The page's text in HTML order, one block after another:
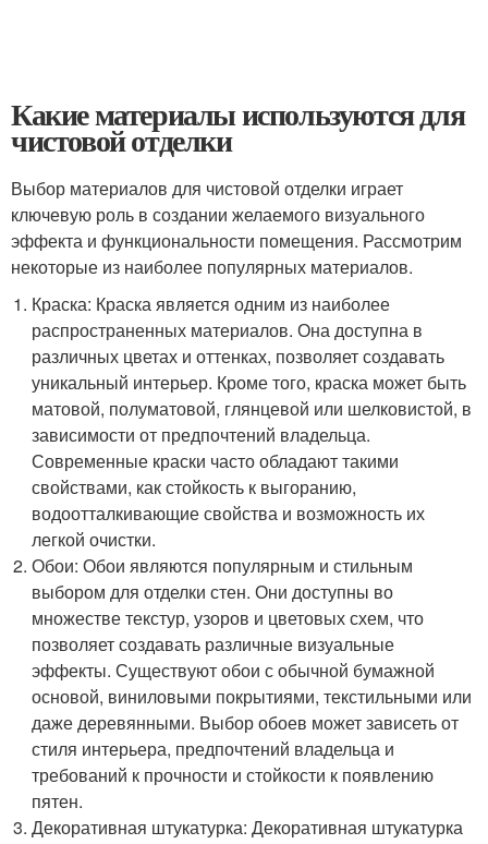
Какие материалы используются для
чистовой отделки
Выбор материалов для чистовой отделки играет
ключевую роль в создании желаемого визуального
эффекта и функциональности помещения. Рассмотрим
некоторые из наиболее популярных материалов.
Краска: Краска является одним из наиболее
распространенных материалов. Она доступна в
различных цветах и оттенках, позволяет создавать
уникальный интерьер. Кроме того, краска может быть
матовой, полуматовой, глянцевой или шелковистой, в
зависимости от предпочтений владельца.
Современные краски часто обладают такими
свойствами, как стойкость к выгоранию,
водоотталкивающие свойства и возможность их
легкой очистки.
Обои: Обои являются популярным и стильным
выбором для отделки стен. Они доступны во
множестве текстур, узоров и цветовых схем, что
позволяет создавать различные визуальные
эффекты. Существуют обои с обычной бумажной
основой, виниловыми покрытиями, текстильными или
даже деревянными. Выбор обоев может зависеть от
стиля интерьера, предпочтений владельца и
требований к прочности и стойкости к появлению
пятен.
Декоративная штукатурка: Декоративная штукатурка